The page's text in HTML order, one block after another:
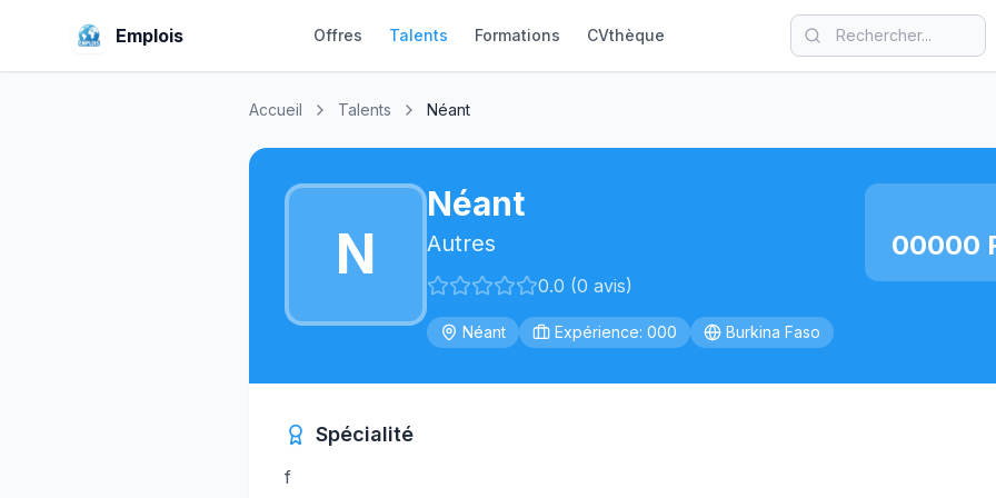
Emplois Offres Talents Formations CVthèque
Accueil Talents Néant
N
Néant
Autres
0.0 (0 avis)
Néant Expérience: 000 Burkina Faso
00000
Spécialité
f